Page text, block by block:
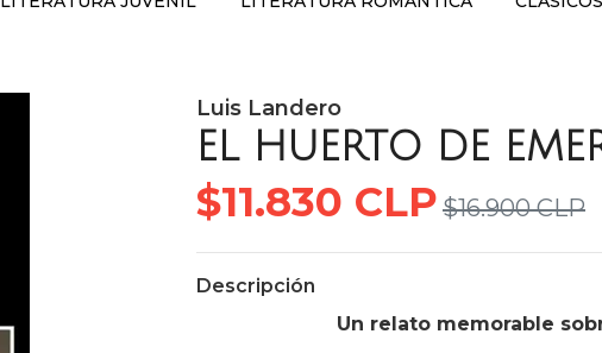
Luis Landero
EL HUERTO DE
$11.830 CLP $16.900 CLP
Descripción
Un relato memorable